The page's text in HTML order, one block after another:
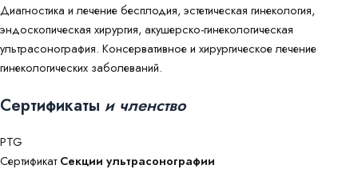
Диагностика и лечение бесплодия, эстетическая гинекология,
эндоскопическая хирургия, акушерско-гинекологическая
ультрасонография. Консервативное и хирургическое лечение
гинекологических заболеваний.
Сертификаты и членство
PTG
СертификатСекции ультрасонографии